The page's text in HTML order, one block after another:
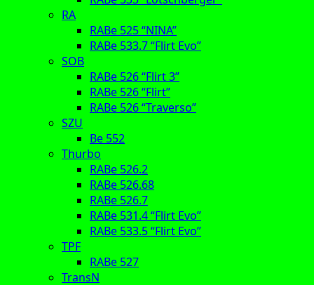
RA
RABe 525 “NINA”
RABe 533.7 “Flirt Evo”
SOB
RABe 526 “Flirt 3”
RABe 526 “Flirt”
RABe 526 “Traverso”
SZU
Be 552
Thurbo
RABe 526.2
RABe 526.68
RABe 526.7
RABe 531.4 “Flirt Evo”
RABe 533.5 “Flirt Evo”
TPF
RABe 527
TransN